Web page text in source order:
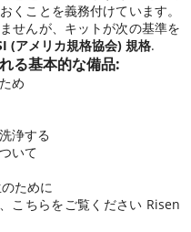
くことを義務付けています。
せんが、キットが次の基準を
(アメリカ規格協会) 規格.
る基本的な備品:
め
浄する
いて
ために
こちらをご覧ください Risen